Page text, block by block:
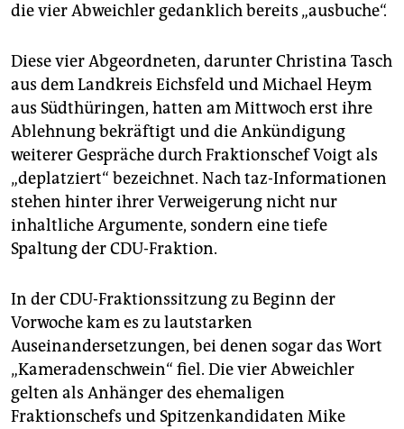
die vier Abweichler gedanklich bereits „ausbuche“.
Diese vier Abgeordneten, darunter Christina Tasch
aus dem Landkreis Eichsfeld und Michael Heym
aus Südthüringen, hatten am Mittwoch erst ihre
Ablehnung bekräftigt und die Ankündigung
weiterer Gespräche durch Fraktionschef Voigt als
„deplatziert“ bezeichnet. Nach taz-Informationen
stehen hinter ihrer Verweigerung nicht nur
inhaltliche Argumente, sondern eine tiefe
Spaltung der CDU-Fraktion.
In der CDU-Fraktionssitzung zu Beginn der
Vorwoche kam es zu lautstarken
Auseinandersetzungen, bei denen sogar das Wort
„Kameradenschwein“ fiel. Die vier Abweichler
gelten als Anhänger des ehemaligen
Fraktionschefs und Spitzenkandidaten Mike